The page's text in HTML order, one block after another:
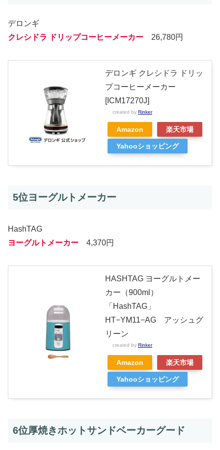
デロンギ
クレシドラ ドリップコーヒーメーカー 26,780円
デロンギ クレシドラ ドリッ
プコーヒーメーカー
[ICM17270J]
created by Rinker
Amazon 楽天市場
Yahooショッピング
5位ヨーグルトメーカー
HashTAG
ヨーグルトメーカー 4,370円
HASHTAG ヨーグルトメー
カー（900ml）
「HashTAG」
HT−YM11−AG アッシュグ
リーン
created by Rinker
Amazon 楽天市場
Yahooショッピング
6位厚焼きホットサンドベーカーグード